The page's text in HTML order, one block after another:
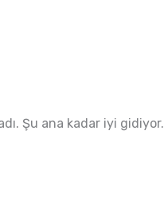
Şu ana kadar iyi gidiyor.